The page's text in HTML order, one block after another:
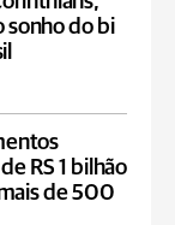
sonho do bi
RS 1 bilhão
de 500